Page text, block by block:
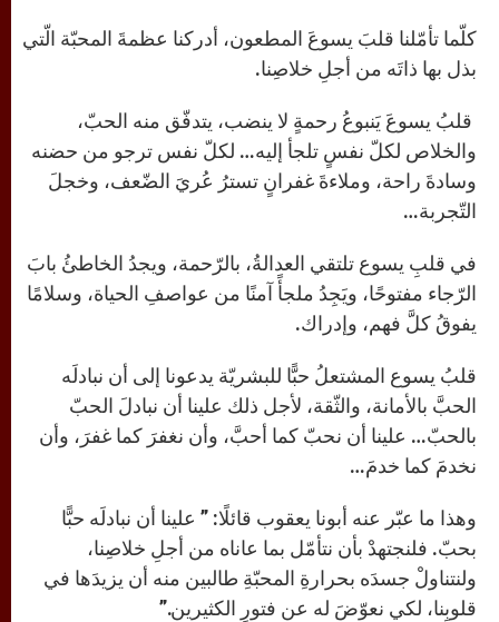
كلّما تأمّلنا قلبَ يسوعَ المطعون، أدركنا عظمةَ المحبّة الّتي
بذل بها ذاتَه من أجلِ خلاصِنا.
قلبُ يسوعَ يَنبوعُ رحمةٍ لا ينضب، يتدفّق منه الحبّ،
والخلاص لكلّ نفسٍ تلجأ إليه… لكلّ نفس ترجو من حضنه
وسادةَ راحة، وملاءةَ غفرانٍ تسترُ عُريَ الضّعف، وخجلَ
التّجربة…
في قلبِ يسوع تلتقي العدالةُ، بالرّحمة، ويجدُ الخاطئُ بابَ
الرّجاء مفتوحًا، ويَجِدُ ملجأً آمنًا من عواصفِ الحياة، وسلامًا
يفوقُ كلَّ فهم، وإدراك.
قلبُ يسوع المشتعلُ حبًّا للبشريّة يدعونا إلى أن نبادلَه
الحبَّ بالأمانة، والثّقة، لأجل ذلك علينا أن نبادلَ الحبّ
بالحبّ… علينا أن نحبّ كما أحبَّ، وأن نغفرَ كما غفرَ، وأن
نخدمَ كما خدمَ…
وهذا ما عبّر عنه أبونا يعقوب قائلًا: ” علينا أن نبادلَه حبًّا
بحبّ. فلنجتهدْ بأن نتأمّل بما عاناه من أجلِ خلاصِنا،
ولنتناولْ جسدَه بحرارةِ المحبّةِ طالبين منه أن يزيدَها في
قلوبِنا، لكي نعوّضَ له عن فتورِ الكثيرين.”